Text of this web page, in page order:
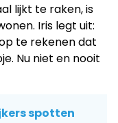
lijkt te raken, is
Iris legt uit:
te rekenen dat
Nu niet en nooit
spotten